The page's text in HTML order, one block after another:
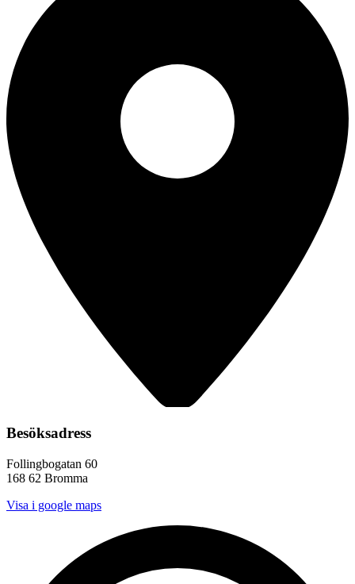
Besöksadress
Follingbogatan 60
168 62 Bromma
Visa i google maps